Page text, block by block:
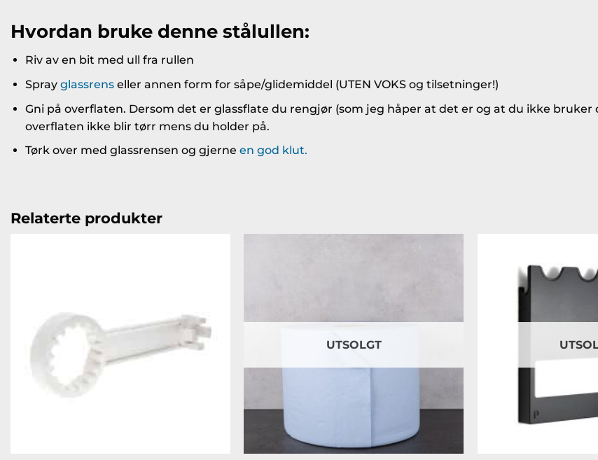
Hvordan bruke denne stålullen:
Riv av en bit med ull fra rullen
Spray glassrenseller annen form for såpe/glidemiddel (UTEN VOKS og tilsetninger!)
Gni på overflaten. Dersom det er glassflate du rengjør (som jeg håper at det er og at du ikke
overflaten ikke blir tørr mens du holder på.
Tørk over med glassrensen og gjerne en god klut.
Relaterte produkter
UTSOLGT